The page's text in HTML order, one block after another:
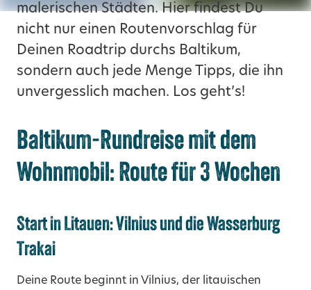
malerischen Städten. Hier findest Du
nicht nur einen Routenvorschlag für
Deinen Roadtrip durchs Baltikum,
sondern auch jede Menge Tipps, die ihn
unvergesslich machen. Los geht’s!
Baltikum-Rundreise mit dem
Wohnmobil: Route für 3 Wochen
Start in Litauen: Vilnius und die Wasserburg
Trakai
Deine Route beginnt in Vilnius, der litauischen